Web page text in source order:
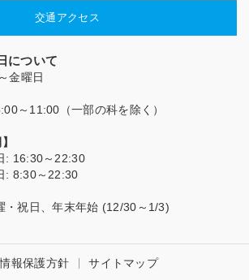
交通アクセス
について
金曜日
～11:00（一部の科を除く）
: 16:30～22:30
: 8:30～22:30
・祝日、年末年始 (12/30～1/3)
報保護方針 サイトマップ